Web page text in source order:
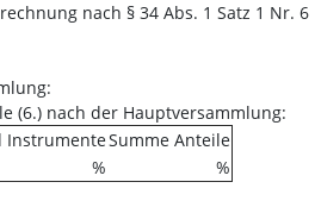
nach § 34 Abs. 1 Satz 1 Nr. 6
(6.) nach der Hauptversammlung:
InstrumenteSumme Anteile
% %